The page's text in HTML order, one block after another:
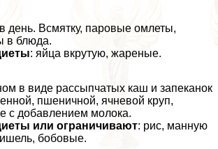
день. Всмятку, паровые омлеты,
в блюда.
: яйца вкрутую, жареные.
в виде рассыпчатых каш и запеканок
пшеничной, ячневой круп,
с добавлением молока.
или ограничивают: рис, манную
бобовые.